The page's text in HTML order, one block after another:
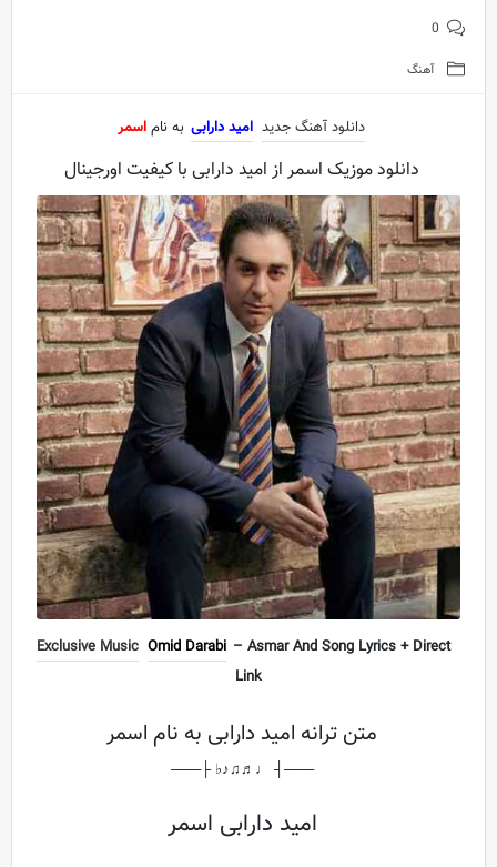
0
آهنگ
دانلود آهنگ جدید امید دارابی به ناماسمر
دانلود موزیک اسمر از امید دارابی با کیفیت اورجینال
Exclusive Music Omid Darabi – Asmar And Song Lyrics + Direct
Link
متن ترانه امید دارابی به نام اسمر
───┤ ♩♬♫♪♭ ├───
امید دارابی اسمر